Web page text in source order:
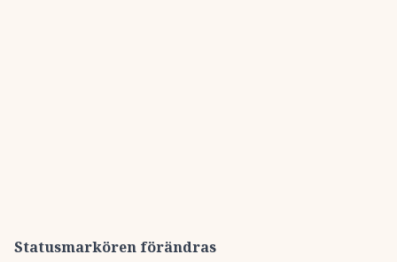
Statusmarkören förändras